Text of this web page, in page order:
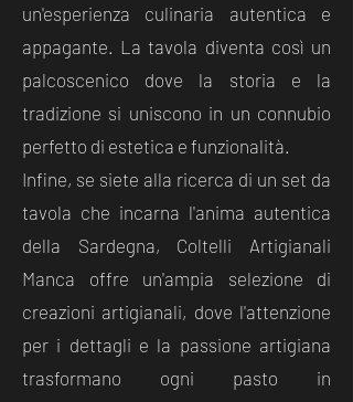
un'esperienza culinaria autentica e
appagante. La tavola diventa così un
palcoscenico dove la storia e la
tradizione si uniscono in un connubio
perfetto di estetica e funzionalità.
Infine, se siete alla ricerca di un set da
tavola che incarna l'anima autentica
della Sardegna, Coltelli Artigianali
Manca offre un'ampia selezione di
creazioni artigianali, dove l'attenzione
per i dettagli e la passione artigiana
trasformano ogni pasto in